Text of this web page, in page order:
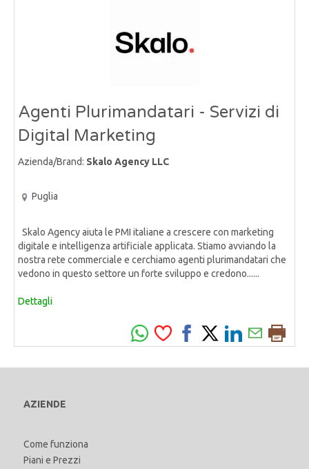
Agenti Plurimandatari - Servizi di
Digital Marketing
Azienda/Brand: Skalo Agency LLC
Puglia
Skalo Agency aiuta le PMI italiane a crescere con marketing
digitale e intelligenza artificiale applicata. Stiamo avviando la
nostra rete commerciale e cerchiamo agenti plurimandatari che
vedono in questo settore un forte sviluppo e credono......
Dettagli
AZIENDE
Come funziona
Piani e Prezzi